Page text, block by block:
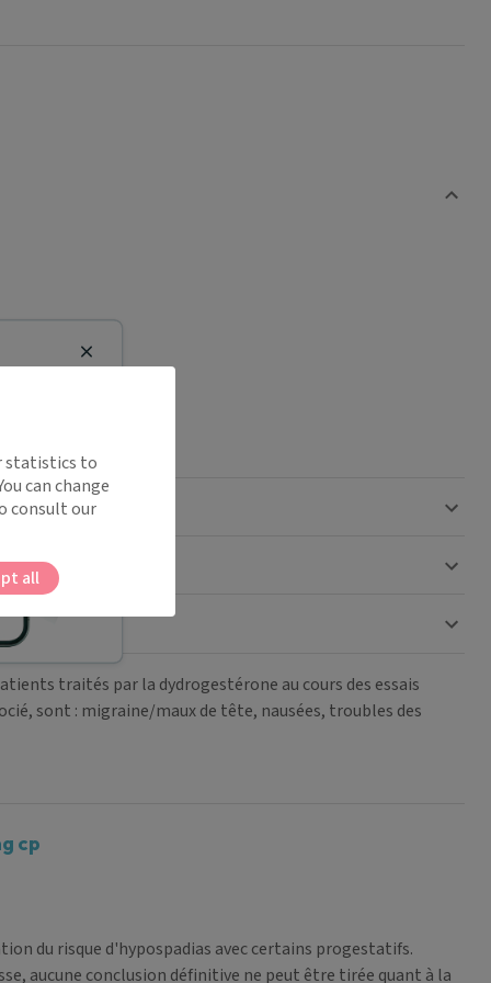
traités par la dydrogestérone au cours des essais
sont : migraine/maux de tête, nausées, troubles des
cp
du risque d'hypospadias avec certains progestatifs.
, aucune conclusion définitive ne peut être tirée quant à la
Close
statistics to
can change
consult our
all